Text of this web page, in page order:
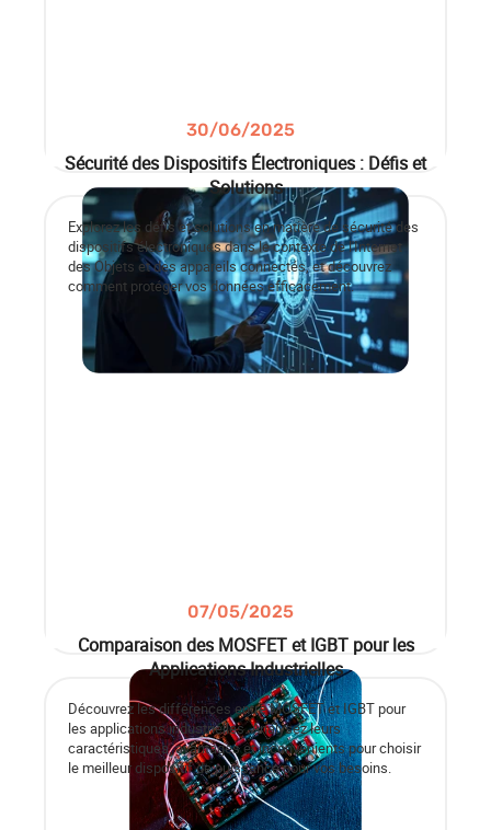
30/06/2025
Sécurité des Dispositifs Électroniques : Défis et
Solutions
Explorez les défis et solutions en matière de sécurité des
dispositifs électroniques dans le contexte de l'Internet
des Objets et des appareils connectés, et découvrez
comment protéger vos données efficacement.
07/05/2025
Comparaison des MOSFET et IGBT pour les
Applications Industrielles
Découvrez les différences entre MOSFET et IGBT pour
les applications industrielles. Analysez leurs
caractéristiques, avantages et inconvénients pour choisir
le meilleur dispositif de puissance pour vos besoins.